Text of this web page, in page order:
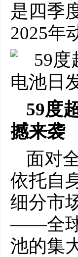
是四季
2025年
59度
撼来袭
面对
依托自
细分市
——全球
池的集